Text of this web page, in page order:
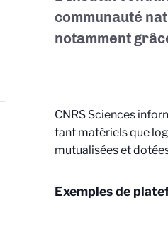
communauté
notamment
CNRS Sciences
tant matériels que
mutualisées et
Exemples de